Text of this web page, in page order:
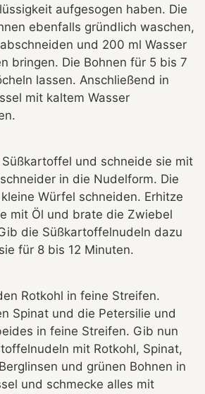
aufgesogen haben. Die
ebenfalls gründlich waschen,
und 200 ml Wasser
bringen. Die Bohnen für 5 bis 7
lassen. Anschließend in
mit kaltem Wasser
Süßkartoffel und schneide sie mit
in die Nudelform. Die
Würfel schneiden. Erhitze
mit Öl und brate die Zwiebel
die Süßkartoffelnudeln dazu
für 8 bis 12 Minuten.
Rotkohl in feine Streifen.
Spinat und die Petersilie und
in feine Streifen. Gib nun
mit Rotkohl, Spinat,
und grünen Bohnen in
und schmecke alles mit